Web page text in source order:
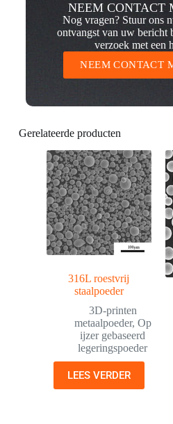
NEEM CONTACT
Nog vragen? Stuur ons
ontvangst van uw bericht
verzoek met een
NEEM CONTACT
Gerelateerde producten
316L roestvrij
staalpoeder
3D-printen
metaalpoeder, Op
ijzer gebaseerd
legeringspoeder
LEES VERDER